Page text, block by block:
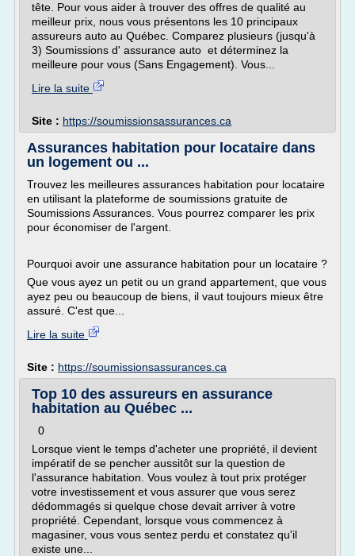
tête. Pour vous aider à trouver des offres de qualité au
meilleur prix, nous vous présentons les 10 principaux
assureurs auto au Québec. Comparez plusieurs (jusqu'à
3) Soumissions d' assurance auto et déterminez la
meilleure pour vous (Sans Engagement). Vous...
Lire la suite
Site : https://soumissionsassurances.ca
Assurances habitation pour locataire dans
un logement ou ...
Trouvez les meilleures assurances habitation pour locataire
en utilisant la plateforme de soumissions gratuite de
Soumissions Assurances. Vous pourrez comparer les prix
pour économiser de l'argent.
Pourquoi avoir une assurance habitation pour un locataire ?
Que vous ayez un petit ou un grand appartement, que vous
ayez peu ou beaucoup de biens, il vaut toujours mieux être
assuré. C'est que...
Lire la suite
Site : https://soumissionsassurances.ca
Top 10 des assureurs en assurance
habitation au Québec ...
0
Lorsque vient le temps d'acheter une propriété, il devient
impératif de se pencher aussitôt sur la question de
l'assurance habitation. Vous voulez à tout prix protéger
votre investissement et vous assurer que vous serez
dédommagés si quelque chose devait arriver à votre
propriété. Cependant, lorsque vous commencez à
magasiner, vous vous sentez perdu et constatez qu'il
existe une...